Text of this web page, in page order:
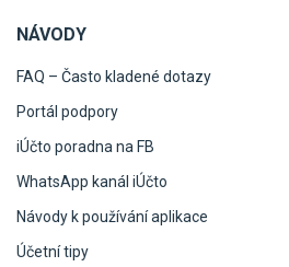
NÁVODY
FAQ – Často kladené dotazy
Portál podpory
iÚčto poradna na FB
WhatsApp kanál iÚčto
Návody k používání aplikace
Účetní tipy